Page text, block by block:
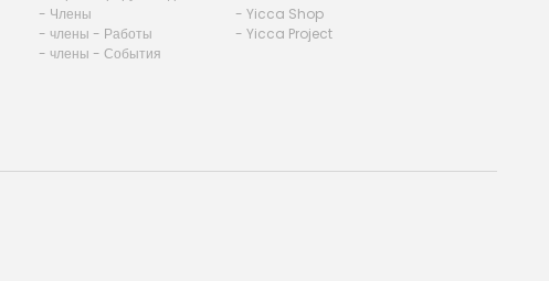
- Члены
- члены - Работы
- члены - События
- Yicca Shop
- Yicca Project